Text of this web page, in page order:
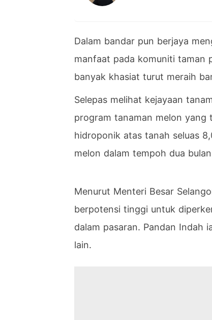
Dalam bandar pun berjaya
manfaat pada komuniti taman
banyak khasiat turut meraih
Selepas melihat kejayaan
program tanaman melon yang
hidroponik atas tanah seluas
melon dalam tempoh dua
Menurut Menteri Besar
berpotensi tinggi untuk
dalam pasaran. Pandan Indah
lain.